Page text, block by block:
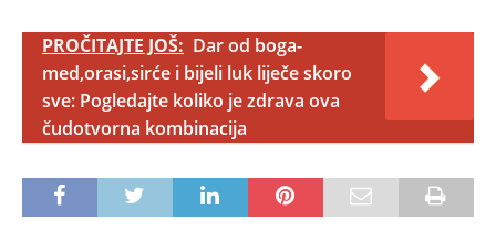
PROČITAJTE JOŠ: Dar od boga-
med,orasi,sirće i bijeli luk liječe skoro
sve: Pogledajte koliko je zdrava ova
čudotvorna kombinacija